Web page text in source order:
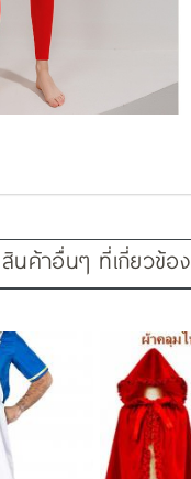
สินค้าอื่นๆ ที่เกี่ยวข้อง